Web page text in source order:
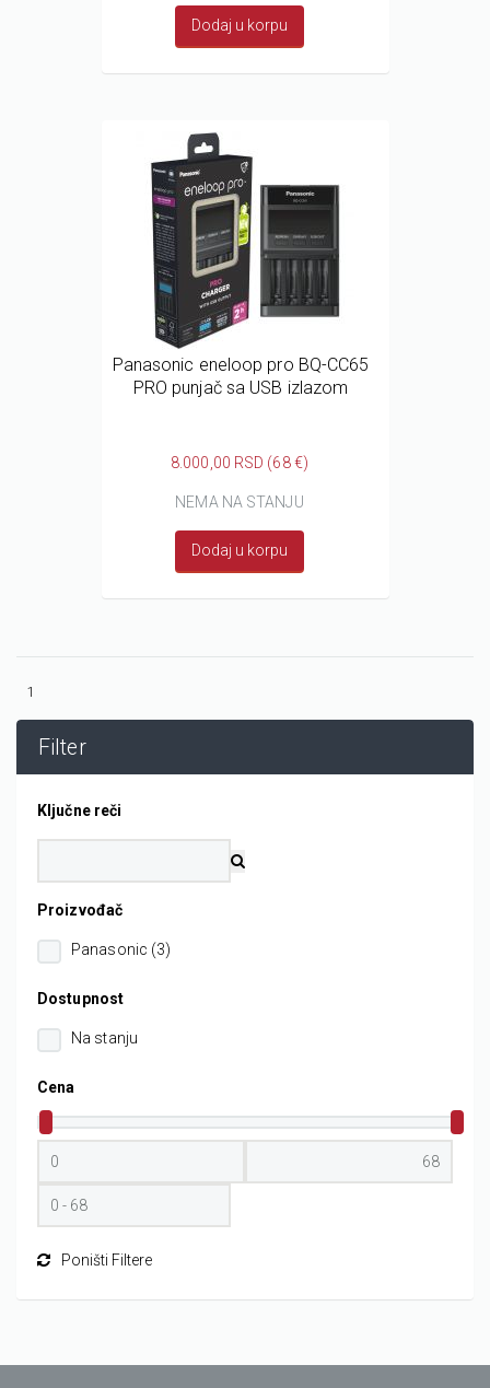
Dodaj u korpu
Panasonic eneloop pro BQ-CC65
PRO punjač sa USB izlazom
8.000,00 RSD (68 €)
NEMA NA STANJU
Dodaj u korpu
1
Filter
Ključne reči
Proizvođač
Panasonic (3)
Dostupnost
Na stanju
Cena
Poništi Filtere